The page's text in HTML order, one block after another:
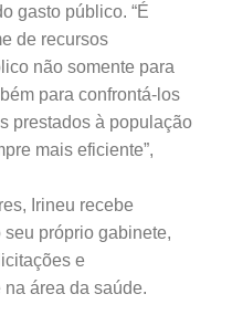
gasto público. “É
de recursos
não somente para
para confrontá-los
prestados à população
mais eficiente”,
Irineu recebe
próprio gabinete,
e
área da saúde.